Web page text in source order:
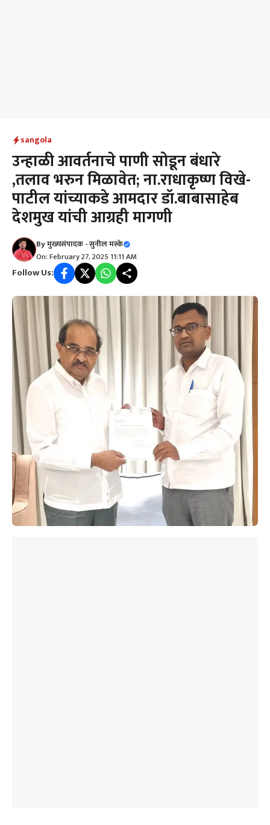
sangola
उन्हाळी आवर्तनाचे पाणी सोडून बंधारे
,तलाव भरुन मिळावेत; ना.राधाकृष्ण विखे-
पाटील यांच्याकडे आमदार डॉ.बाबासाहेब
देशमुख यांची आग्रही मागणी
Byमुख्यसंपादक - सुनील मस्के
On: February 27, 2025 11:11 AM
Follow Us: